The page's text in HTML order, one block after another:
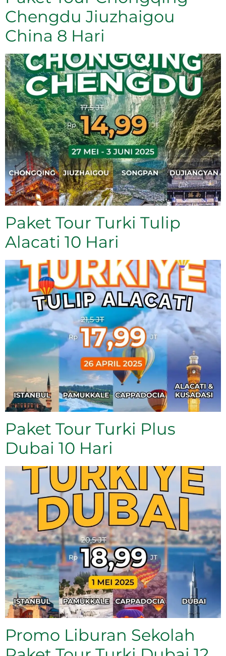
Chengdu Jiuzhaigou
China 8 Hari
Paket Tour Turki Tulip
Alacati 10 Hari
Paket Tour Turki Plus
Dubai 10 Hari
Promo Liburan Sekolah